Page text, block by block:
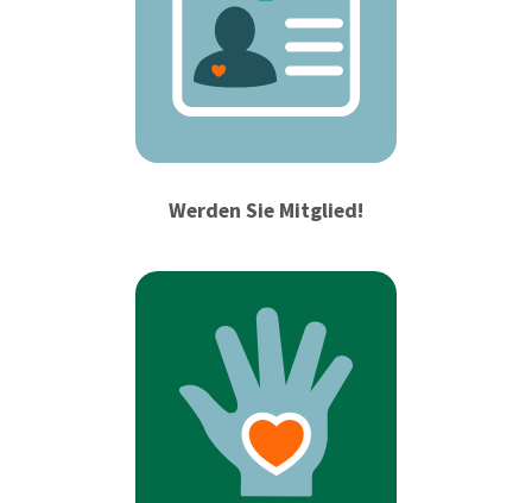
Werden Sie Mitglied!